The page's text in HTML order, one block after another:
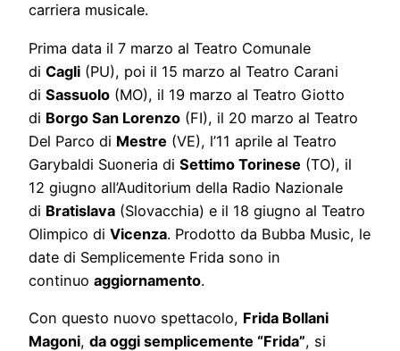
carriera musicale.
Prima data il 7 marzo al Teatro Comunale
di Cagli (PU), poi il 15 marzo al Teatro Carani
di Sassuolo (MO), il 19 marzo al Teatro Giotto
di Borgo San Lorenzo (FI), il 20 marzo al Teatro
Del Parco di Mestre (VE), l’11 aprile al Teatro
Garybaldi Suoneria di Settimo Torinese (TO), il
12 giugno all’Auditorium della Radio Nazionale
di Bratislava (Slovacchia) e il 18 giugno al Teatro
Olimpico di Vicenza. Prodotto da Bubba Music, le
date di Semplicemente Frida sono in
continuo aggiornamento.
Con questo nuovo spettacolo, Frida Bollani
Magoni, da oggi semplicemente “Frida”, si